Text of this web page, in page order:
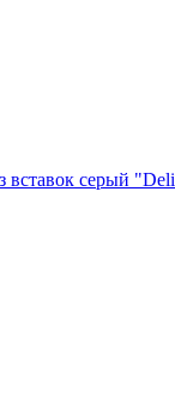
вставок серый